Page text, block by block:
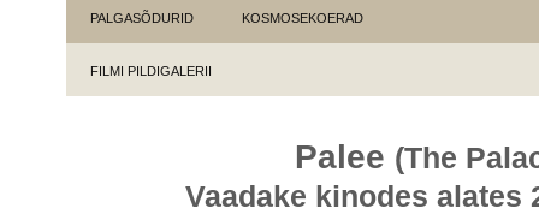
PALGASÕDURID KOSMOSEKOERAD
FILMI PILDIGALERII
Palee (The
Vaadake kinodes alates